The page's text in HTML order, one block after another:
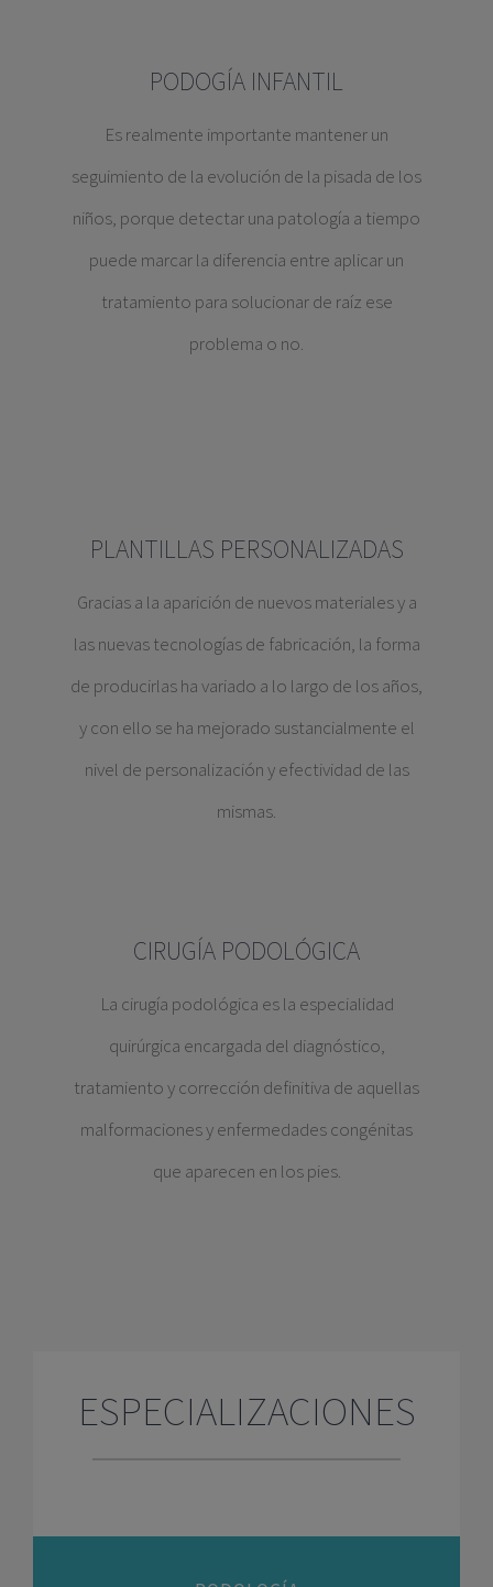
PODOGÍA INFANTIL
Es realmente importante mantener un
seguimiento de la evolución de la pisada de los
niños, porque detectar una patología a tiempo
puede marcar la diferencia entre aplicar un
tratamiento para solucionar de raíz ese
problema o no.
PLANTILLAS PERSONALIZADAS
Gracias a la aparición de nuevos materiales y a
las nuevas tecnologías de fabricación, la forma
de producirlas ha variado a lo largo de los años,
y con ello se ha mejorado sustancialmente el
nivel de personalización y efectividad de las
mismas.
CIRUGÍA PODOLÓGICA
La cirugía podológica es la especialidad
quirúrgica encargada del diagnóstico,
tratamiento y corrección definitiva de aquellas
malformaciones y enfermedades congénitas
que aparecen en los pies.
ESPECIALIZACIONES